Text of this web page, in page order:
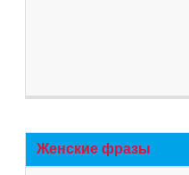
Женские фразы